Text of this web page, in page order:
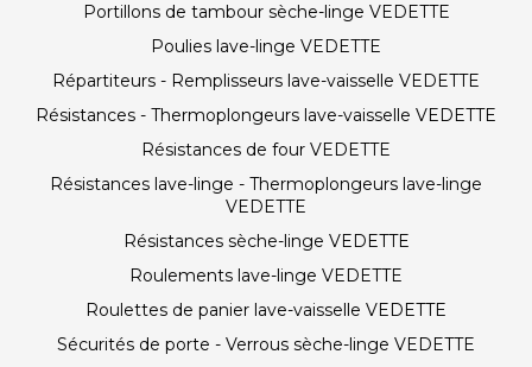
Portillons de tambour sèche-linge VEDETTE
Poulies lave-linge VEDETTE
Répartiteurs - Remplisseurs lave-vaisselle VEDETTE
Résistances - Thermoplongeurs lave-vaisselle VEDETTE
Résistances de four VEDETTE
Résistances lave-linge - Thermoplongeurs lave-linge
VEDETTE
Résistances sèche-linge VEDETTE
Roulements lave-linge VEDETTE
Roulettes de panier lave-vaisselle VEDETTE
Sécurités de porte - Verrous sèche-linge VEDETTE